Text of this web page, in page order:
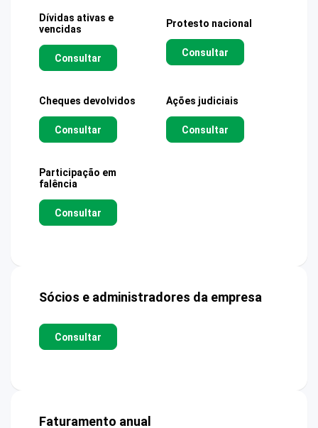
Dívidas ativas e
vencidas
Consultar
Protesto nacional
Consultar
Cheques devolvidos
Consultar
Ações judiciais
Consultar
Participação em
falência
Consultar
Sócios e administradores da empresa
Consultar
Faturamento anual